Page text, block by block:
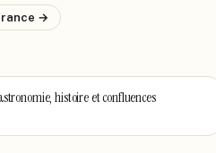
→
histoire et confluences